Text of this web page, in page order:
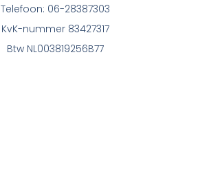
Telefoon: 06-28387303
KvK-nummer 83427317
Btw NL003819256B77